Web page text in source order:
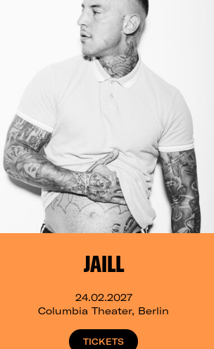
JAILL
24.02.2027
Columbia Theater, Berlin
TICKETS